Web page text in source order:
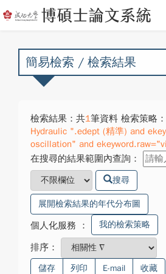
簡易檢索 / 檢索結果
檢索結果：共1筆資料 檢索策略：
Hydraulic ".edept (精準) and
oscillation" and
在搜尋的結果範圍內查詢：
搜尋
展開檢索結果的年代分布圖
個人化服務 ： 我的檢索策略
排序：
儲存 列印 E-mail 收藏